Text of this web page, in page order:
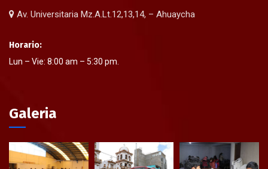
Av. Universitaria Mz.A.Lt.12,13,14, – Ahuaycha
Horario:
Lun – Vie: 8:00 am – 5:30 pm.
Galeria